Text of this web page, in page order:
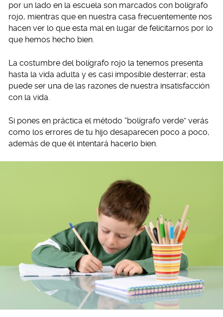
por un lado en la escuela son marcados con bolígrafo
rojo, mientras que en nuestra casa frecuentemente nos
hacen ver lo que esta mal en lugar de felicitarnos por lo
que hemos hecho bien.
La costumbre del bolígrafo rojo la tenemos presenta
hasta la vida adulta y es casi imposible desterrar; esta
puede ser una de las razones de nuestra insatisfacción
con la vida.
Si pones en práctica el método “bolígrafo verde” verás
como los errores de tu hijo desaparecen poco a poco,
además de que él intentará hacerlo bien.